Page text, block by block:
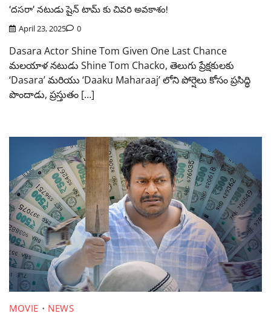
‘దసరా’ నటుడు షైన్ టామ్ కు చివరి అవకాశం!
April 23, 2025 0
Dasara Actor Shine Tom Given One Last Chance
మలయాళ నటుడు Shine Tom Chacko, తెలుగు ప్రేక్షకులకు
‘Dasara’ మరియు ‘Daaku Maharaaj’ లోని పోర్షెలు కోసం ప్రసిద్ధి
పొందాడు, ప్రస్తుతం […]
MOVIE
NEWS